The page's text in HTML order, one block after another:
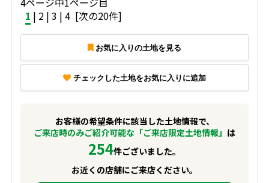
1 | 2| 3 | 4 [次の20件]
お気に入りの土地を見る
チェックした土地をお気に入りに追加
お客様の希望条件に該当した土地情報で、
ご来店時のみご紹介可能な「ご来店限定土地情報」 は
254件ございました。
お近くの店舗にご来店ください。